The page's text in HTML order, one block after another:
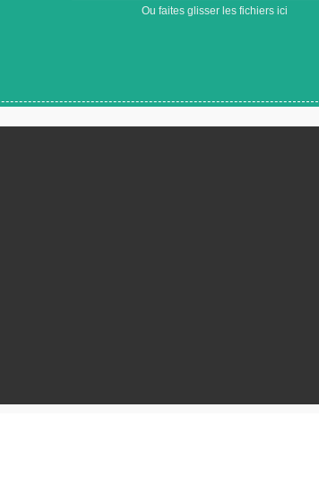
Ou faites glisser les fichiers ici